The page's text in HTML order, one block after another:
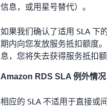
信息，或用星号替代）。
如果我们确认了适用 SLA 下
期内向您发放服务抵扣额度
息，您将失去获得服务抵扣额
Amazon RDS SLA 例外情况
相应的 SLA 不适用于直接或